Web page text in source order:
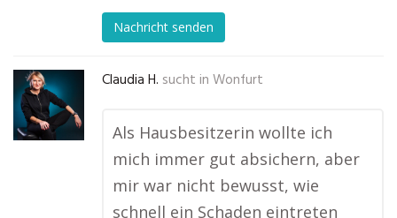
Nachricht senden
Claudia H. sucht in Wonfurt
Als Hausbesitzerin wollte ich
mich immer gut absichern, aber
mir war nicht bewusst, wie
schnell ein Schaden eintreten